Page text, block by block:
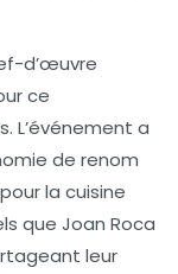
d’œuvre
ce
L’événement a
de renom
la cuisine
que Joan Roca
leur